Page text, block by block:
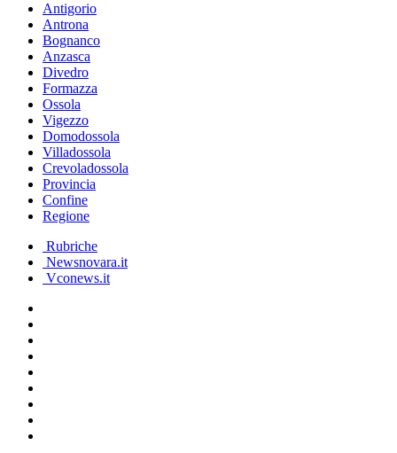
Antigorio
Antrona
Bognanco
Anzasca
Divedro
Formazza
Ossola
Vigezzo
Domodossola
Villadossola
Crevoladossola
Provincia
Confine
Regione
Rubriche
Newsnovara.it
Vconews.it